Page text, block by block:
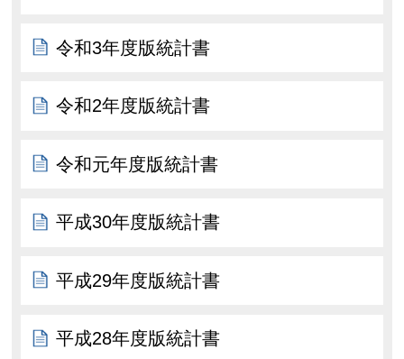
令和3年度版統計書
令和2年度版統計書
令和元年度版統計書
平成30年度版統計書
平成29年度版統計書
平成28年度版統計書